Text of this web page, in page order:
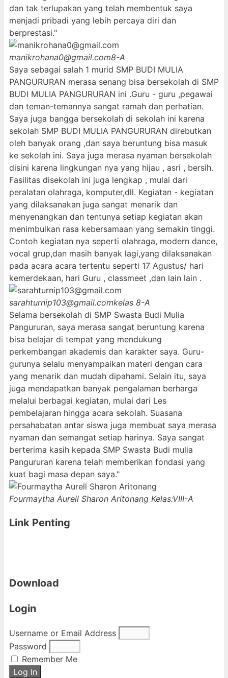
dan tak terlupakan yang telah membentuk saya
menjadi pribadi yang lebih percaya diri dan
berprestasi."
manikrohana0@gmail.com8-A
Saya sebagai salah 1 murid SMP BUDI MULIA
PANGURURAN merasa senang bisa bersekolah di SMP
BUDI MULIA PANGURURAN ini .Guru - guru ,pegawai
dan teman-temannya sangat ramah dan perhatian.
Saya juga bangga bersekolah di sekolah ini karena
sekolah SMP BUDI MULIA PANGURURAN direbutkan
oleh banyak orang ,dan saya beruntung bisa masuk
ke sekolah ini. Saya juga merasa nyaman bersekolah
disini karena lingkungan nya yang hijau , asri , bersih.
Fasilitas disekolah ini juga lengkap , mulai dari
peralatan olahraga, komputer,dll. Kegiatan - kegiatan
yang dilaksanakan juga sangat menarik dan
menyenangkan dan tentunya setiap kegiatan akan
menimbulkan rasa kebersamaan yang semakin tinggi.
Contoh kegiatan nya seperti olahraga, modern dance,
vocal grup,dan masih banyak lagi,yang dilaksanakan
pada acara acara tertentu seperti 17 Agustus/ hari
kemerdekaan, hari Guru , classmeet ,dan lain lain .
sarahturnip103@gmail.comkelas 8-A
Selama bersekolah di SMP Swasta Budi Mulia
Pangururan, saya merasa sangat beruntung karena
bisa belajar di tempat yang mendukung
perkembangan akademis dan karakter saya. Guru-
gurunya selalu menyampaikan materi dengan cara
yang menarik dan mudah dipahami. Selain itu, saya
juga mendapatkan banyak pengalaman berharga
melalui berbagai kegiatan, mulai dari Les
pembelajaran hingga acara sekolah. Suasana
persahabatan antar siswa juga membuat saya merasa
nyaman dan semangat setiap harinya. Saya sangat
berterima kasih kepada SMP Swasta Budi mulia
Pangururan karena telah memberikan fondasi yang
kuat bagi masa depan saya."
Fourmaytha Aurell Sharon Aritonang Kelas:VIII-A
Link Penting
Download
Login
Username or Email Address
Password
Remember Me
Log In